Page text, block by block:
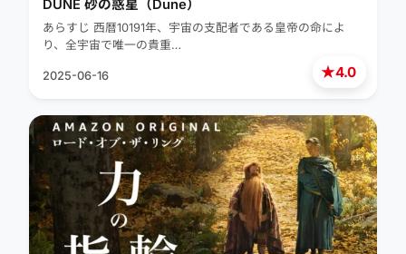
★4.0
DUNE 砂の惑星（Dune）
あらすじ 西暦10191年、宇宙の支配者である皇帝の命によ
り、全宇宙で唯一の貴重…
2025-06-16